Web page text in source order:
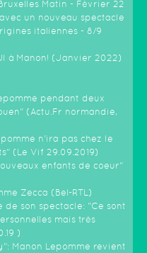
Matin - Février 22
un nouveau spectacle
italiennes - 8/9
à Manon! (Janvier 2022)
pendant deux
(Actu.Fr normandie,
n'ira pas chez le
(Le Vif 29.09.2019)
enfants de coeur"
Zecca (Bel-RTL)
de son spectacle: "Ce sont
mais très
)
Manon Lepomme revient